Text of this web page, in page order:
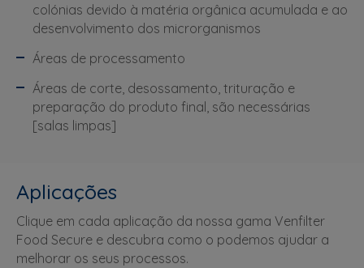
colónias devido à matéria orgânica acumulada e ao
desenvolvimento dos microrganismos
Áreas de processamento
Áreas de corte, desossamento, trituração e
preparação do produto final, são necessárias
[salas limpas]
Aplicações
Clique em cada aplicação da nossa gama Venfilter
Food Secure e descubra como o podemos ajudar a
melhorar os seus processos.